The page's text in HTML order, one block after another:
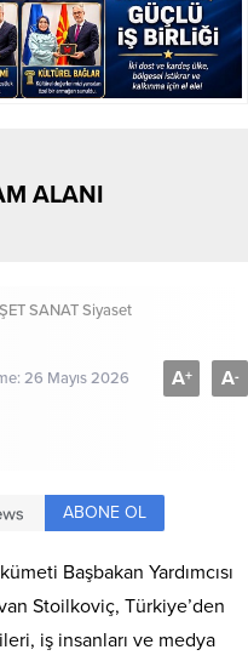
ALANI
SANATSiyaset
26 Mayıs 2026
A+ A-
ABONE OL
Başbakan Yardımcısı
Stoilkoviç, Türkiye’den
iş insanları ve medya